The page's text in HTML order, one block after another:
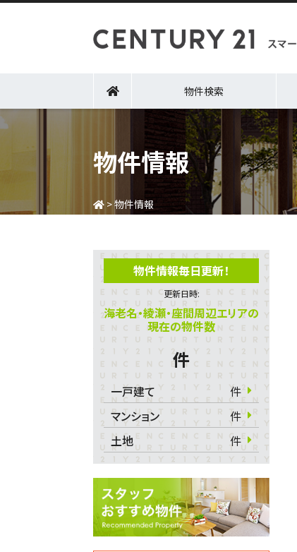
物件検索
物件情報
>物件情報
物件情報毎日更新！
更新日時:
海老名・綾瀬・座間周辺エリアの
現在の物件数
件
一戸建て
件
マンション
件
土地
件